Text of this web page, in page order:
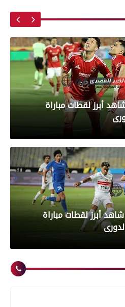
مصر
أبرز لقطات مباراة
أبرز لقطات مباراة